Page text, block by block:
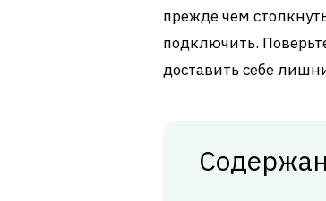
прежде чем
подключить.
доставить себе